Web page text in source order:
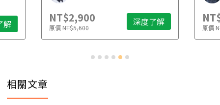
解 NT$2,900
原價NT$5,600 深度了解 原價
相關文章